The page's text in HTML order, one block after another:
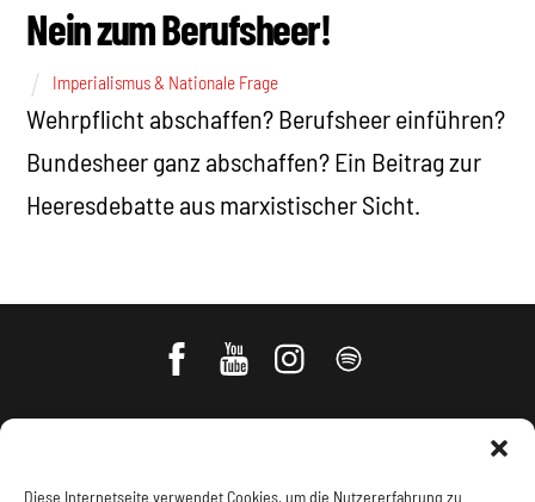
Diese Internetseite verwendet Cookies, um die Nutzererfahrung zu
Nein zum Berufsheer!
Imperialismus & Nationale Frage
Wehrpflicht abschaffen? Berufsheer einführen?
Bundesheer ganz abschaffen? Ein Beitrag zur
Heeresdebatte aus marxistischer Sicht.